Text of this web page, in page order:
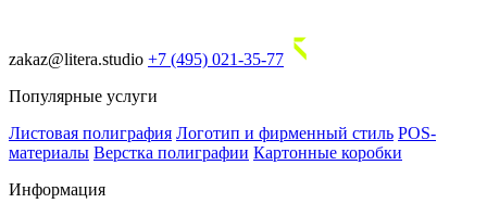
zakaz@litera.studio +7 (495) 021-35-77
Популярные услуги
Листовая полиграфия Логотип и фирменный стиль POS-
материалы Верстка полиграфии Картонные коробки
Информация